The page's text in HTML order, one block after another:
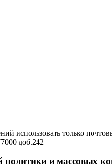
использовать только
доб.242
политики и массовых